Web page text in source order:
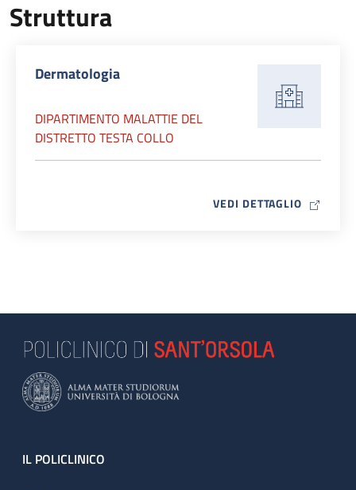
Struttura
Dermatologia
DIPARTIMENTO MALATTIE DEL
DISTRETTO TESTA COLLO
VEDI DETTAGLIO MAP ICON
Footer
IL POLICLINICO